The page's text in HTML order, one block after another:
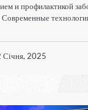
и профилактикой
Січня, 2025